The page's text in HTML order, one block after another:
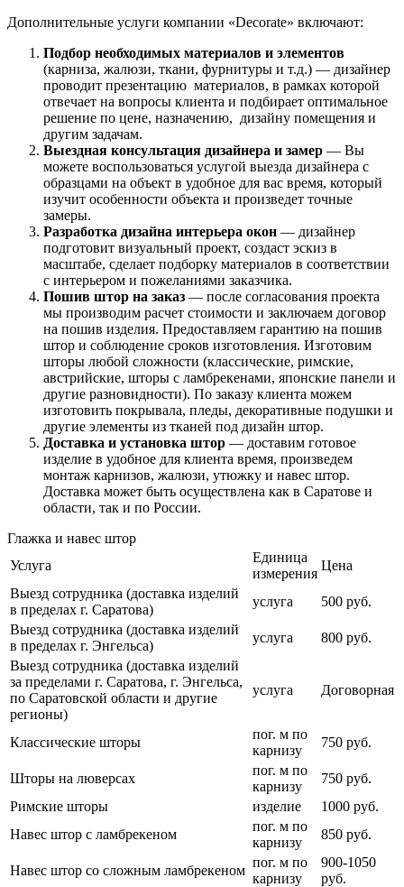
Дополнительные услуги компании «Decorate» включают:
Подбор необходимых материалов и элементов
(карниза, жалюзи, ткани, фурнитуры и т.д.) — дизайнер
проводит презентацию материалов, в рамках которой
отвечает на вопросы клиента и подбирает оптимальное
решение по цене, назначению, дизайну помещения и
другим задачам.
Выездная консультация дизайнера и замер — Вы
можете воспользоваться услугой выезда дизайнера с
образцами на объект в удобное для вас время, который
изучит особенности объекта и произведет точные
замеры.
Разработка дизайна интерьера окон — дизайнер
подготовит визуальный проект, создаст эскиз в
масштабе, сделает подборку материалов в соответствии
с интерьером и пожеланиями заказчика.
Пошив штор на заказ — после согласования проекта
мы производим расчет стоимости и заключаем договор
на пошив изделия. Предоставляем гарантию на пошив
штор и соблюдение сроков изготовления. Изготовим
шторы любой сложности (классические, римские,
австрийские, шторы с ламбрекенами, японские панели и
другие разновидности). По заказу клиента можем
изготовить покрывала, пледы, декоративные подушки и
другие элементы из тканей под дизайн штор.
Доставка и установка штор — доставим готовое
изделие в удобное для клиента время, произведем
монтаж карнизов, жалюзи, утюжку и навес штор.
Доставка может быть осуществлена как в Саратове и
области, так и по России.
Глажка и навес штор
Услуга
Единица
измерения
Цена
Выезд сотрудника (доставка изделий
в пределах г. Саратова)
услуга
500 руб.
Выезд сотрудника (доставка изделий
в пределах г. Энгельса)
услуга
800 руб.
Выезд сотрудника (доставка изделий
за пределами г. Саратова, г. Энгельса,
по Саратовской области и другие
регионы)
услуга Договорная
Классические шторы
пог. м по
карнизу
750 руб.
Шторы на люверсах
пог. м по
карнизу
750 руб.
Римские шторы
изделие
1000 руб.
Навес штор с ламбрекеном
пог. м по
карнизу
850 руб.
Навес штор со сложным ламбрекеном
пог. м по
карнизу
900-1050
руб.